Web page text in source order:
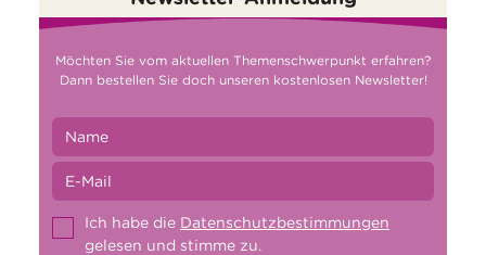
Möchten Sie vom aktuellen Themenschwerpunkt erfahren?
Dann bestellen Sie doch unseren kostenlosen Newsletter!
Ich habe die Datenschutzbestimmungen
gelesen und stimme zu.